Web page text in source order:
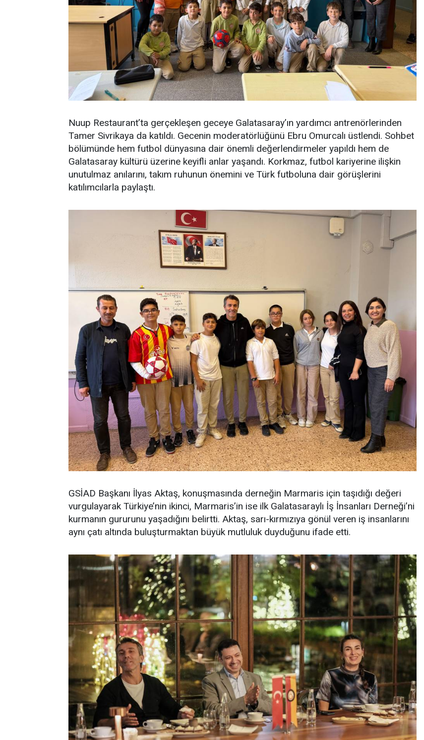
Nuup Restaurant’ta gerçekleşen geceye Galatasaray’ın yardımcı antrenörlerinden
Tamer Sivrikaya da katıldı. Gecenin moderatörlüğünü Ebru Omurcalı üstlendi. Sohbet
bölümünde hem futbol dünyasına dair önemli değerlendirmeler yapıldı hem de
Galatasaray kültürü üzerine keyifli anlar yaşandı. Korkmaz, futbol kariyerine ilişkin
unutulmaz anılarını, takım ruhunun önemini ve Türk futboluna dair görüşlerini
katılımcılarla paylaştı.
GSİAD Başkanı İlyas Aktaş, konuşmasında derneğin Marmaris için taşıdığı değeri
vurgulayarak Türkiye’nin ikinci, Marmaris’in ise ilk Galatasaraylı İş İnsanları Derneği’ni
kurmanın gururunu yaşadığını belirtti. Aktaş, sarı-kırmızıya gönül veren iş insanlarını
aynı çatı altında buluşturmaktan büyük mutluluk duyduğunu ifade etti.